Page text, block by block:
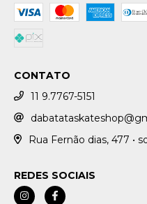
CONTATO
11 9.7767-5151
Rua Fernão dias, 477 •
REDES SOCIAIS